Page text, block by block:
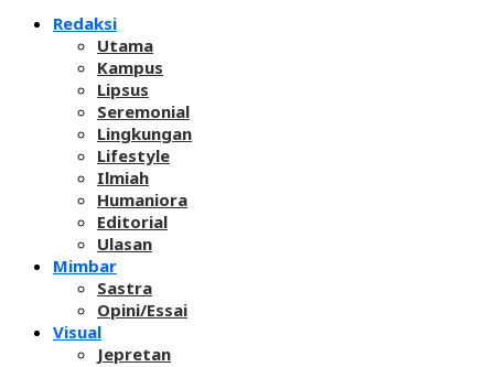
Redaksi
Utama
Kampus
Lipsus
Seremonial
Lingkungan
Lifestyle
Ilmiah
Humaniora
Editorial
Ulasan
Mimbar
Sastra
Opini/Essai
Visual
Jepretan